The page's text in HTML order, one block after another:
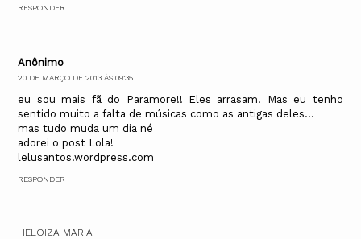
RESPONDER
Anônimo
20 DE MARÇO DE 2013 ÀS 09:35
eu sou mais fã do Paramore!! Eles arrasam! Mas eu tenho
sentido muito a falta de músicas como as antigas deles...
mas tudo muda um dia né
adorei o post Lola!
lelusantos.wordpress.com
RESPONDER
HELOIZA MARIA